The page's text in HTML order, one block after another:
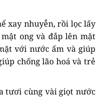
xay nhuyễn, rồi lọc lấy
ong và đắp lên mặt
với nước ấm và giúp
chống lão hoá và trẻ
tươi cùng vài giọt nước